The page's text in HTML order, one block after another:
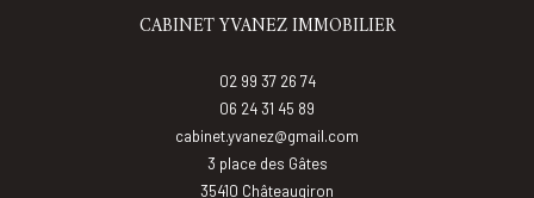
CABINET YVANEZ IMMOBILIER
02 99 37 26 74
06 24 31 45 89
cabinet.yvanez@gmail.com
3 place des Gâtes
35410
châteaugiron